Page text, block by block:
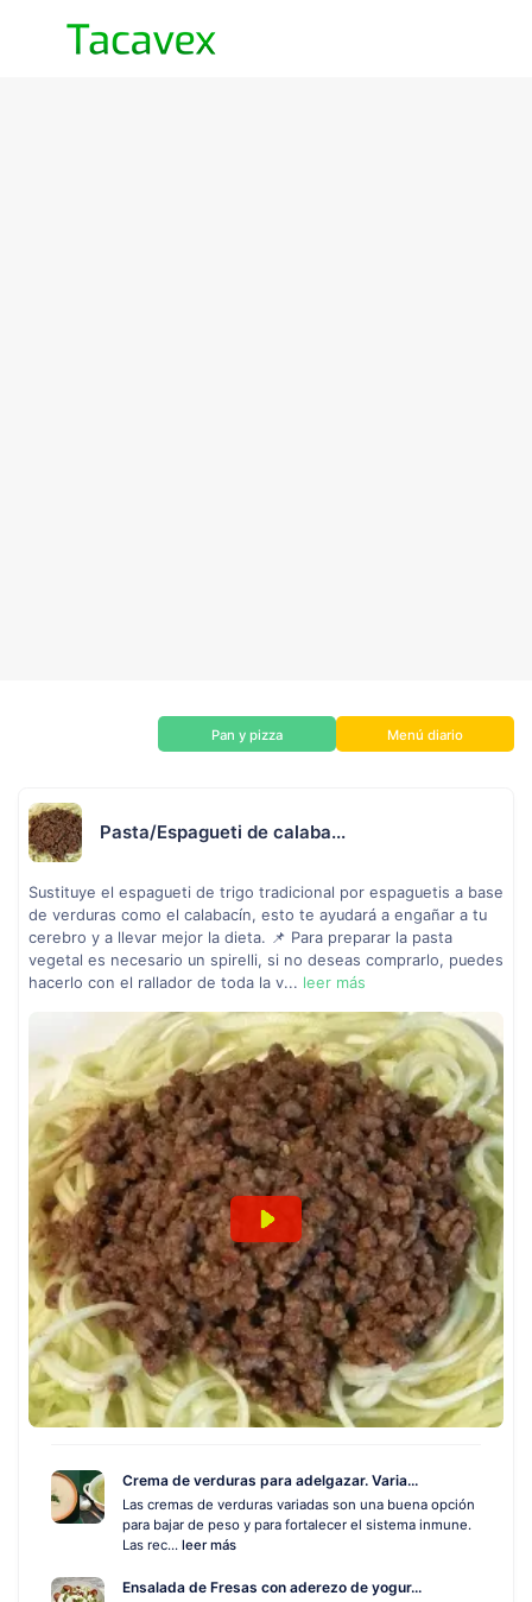
Pan y pizza Menú diario
Pasta/Espagueti de calaba...
Sustituye el espagueti de trigo tradicional por espaguetis a base
de verduras como el calabacín, esto te ayudará a engañar a tu
cerebro y a llevar mejor la dieta. 📌 Para preparar la pasta
vegetal es necesario un spirelli, si no deseas comprarlo, puedes
hacerlo con el rallador de toda la v... leer más
Crema de verduras para adelgazar. Varia...
Las cremas de verduras variadas son una buena opción
para bajar de peso y para fortalecer el sistema inmune.
Las rec... leer más
Ensalada de Fresas con aderezo de yogur...